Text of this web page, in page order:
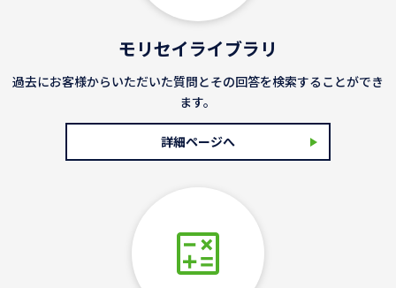
モリセイライブラリ
過去にお客様からいただいた質問とその回答を検索することができ
ます。
詳細ページへ